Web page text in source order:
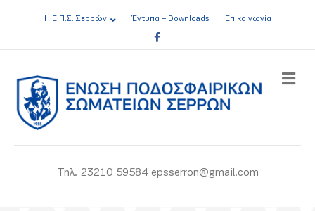
Η Ε.Π.Σ. Σερρών Έντυπα – Downloads
Επικοινωνία
Facebook
Τηλ. 23210 59584 epsserron@gmail.com